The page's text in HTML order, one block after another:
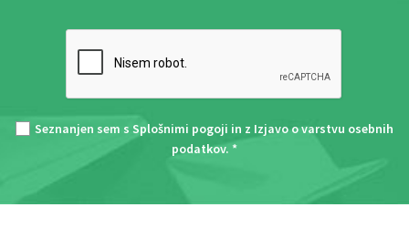
Seznanjen sem s Splošnimi pogoji in z Izjavo o varstvu osebnih
podatkov. *